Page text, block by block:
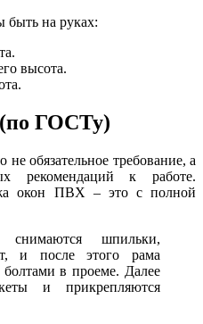
быть на руках:
высота.
ГОСТу)
обязательное требование, а
рекомендаций к работе.
окон ПВХ – это с полной
шпильки,
и после этого рама
в проеме. Далее
и прикрепляются